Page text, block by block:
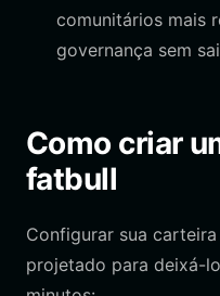
comunitários mais
governança sem
Como criar
fatbull
Configurar sua
projetado para deixá-